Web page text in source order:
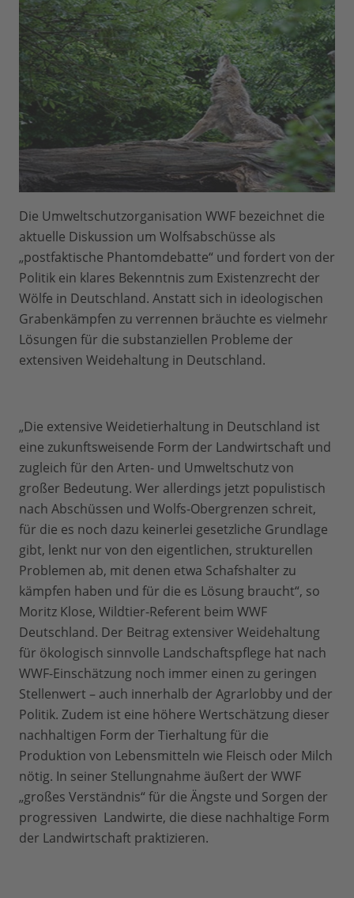
Die Umweltschutzorganisation WWF bezeichnet die
aktuelle Diskussion um Wolfsabschüsse als
„postfaktische Phantomdebatte“ und fordert von der
Politik ein klares Bekenntnis zum Existenzrecht der
Wölfe in Deutschland. Anstatt sich in ideologischen
Grabenkämpfen zu verrennen bräuchte es vielmehr
Lösungen für die substanziellen Probleme der
extensiven Weidehaltung in Deutschland.
„Die extensive Weidetierhaltung in Deutschland ist
eine zukunftsweisende Form der Landwirtschaft und
zugleich für den Arten- und Umweltschutz von
großer Bedeutung. Wer allerdings jetzt populistisch
nach Abschüssen und Wolfs-Obergrenzen schreit,
für die es noch dazu keinerlei gesetzliche Grundlage
gibt, lenkt nur von den eigentlichen, strukturellen
Problemen ab, mit denen etwa Schafshalter zu
kämpfen haben und für die es Lösung braucht“, so
Moritz Klose, Wildtier-Referent beim WWF
Deutschland. Der Beitrag extensiver Weidehaltung
für ökologisch sinnvolle Landschaftspflege hat nach
WWF-Einschätzung noch immer einen zu geringen
Stellenwert – auch innerhalb der Agrarlobby und der
Politik. Zudem ist eine höhere Wertschätzung dieser
nachhaltigen Form der Tierhaltung für die
Produktion von Lebensmitteln wie Fleisch oder Milch
nötig. In seiner Stellungnahme äußert der WWF
„großes Verständnis“ für die Ängste und Sorgen der
progressiven Landwirte, die diese nachhaltige Form
der Landwirtschaft praktizieren.